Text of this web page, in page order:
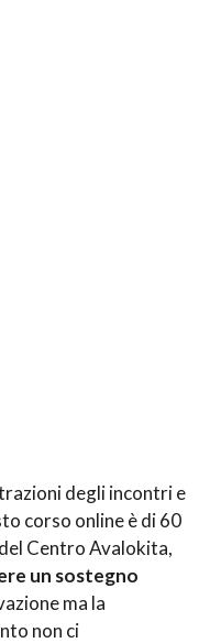
degli incontri e
corso online è di 60
Centro Avalokita,
un sostegno
ma la
non ci